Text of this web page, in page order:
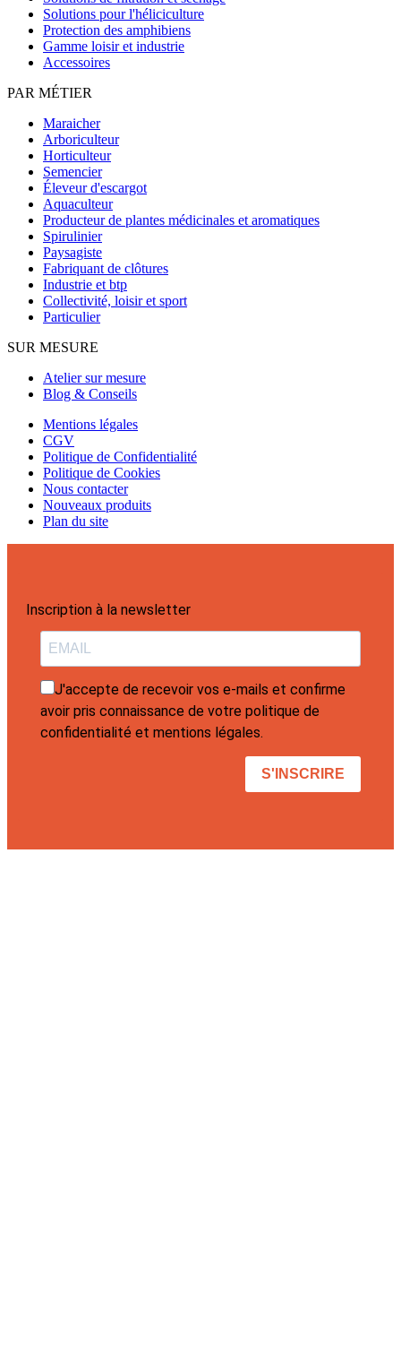
Solutions pour l'héliciculture
Protection des amphibiens
Gamme loisir et industrie
Accessoires
PAR MÉTIER
Maraicher
Arboriculteur
Horticulteur
Semencier
Éleveur d'escargot
Aquaculteur
Producteur de plantes médicinales et aromatiques
Spirulinier
Paysagiste
Fabriquant de clôtures
Industrie et btp
Collectivité, loisir et sport
Particulier
SUR MESURE
Atelier sur mesure
Blog & Conseils
Mentions légales
CGV
Politique de Confidentialité
Politique de Cookies
Nous contacter
Nouveaux produits
Plan du site
Inscription à la newsletter
J'accepte de recevoir vos e-mails et confirme
avoir pris connaissance de votre politique de
confidentialité et mentions légales.
S'INSCRIRE